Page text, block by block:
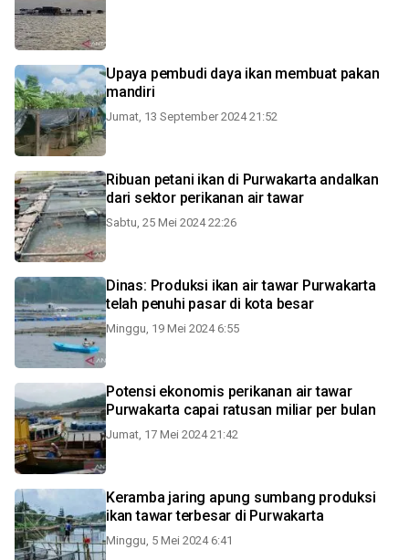
Upaya pembudi daya ikan membuat pakan
mandiri
Jumat, 13 September 2024 21:52
Ribuan petani ikan di Purwakarta andalkan
dari sektor perikanan air tawar
Sabtu, 25 Mei 2024 22:26
Dinas: Produksi ikan air tawar Purwakarta
telah penuhi pasar di kota besar
Minggu, 19 Mei 2024 6:55
Potensi ekonomis perikanan air tawar
Purwakarta capai ratusan miliar per bulan
Jumat, 17 Mei 2024 21:42
Keramba jaring apung sumbang produksi
ikan tawar terbesar di Purwakarta
Minggu, 5 Mei 2024 6:41